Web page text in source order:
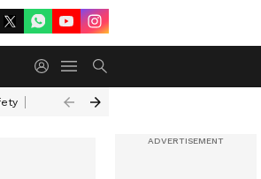
Akkineni Nageswara Rao